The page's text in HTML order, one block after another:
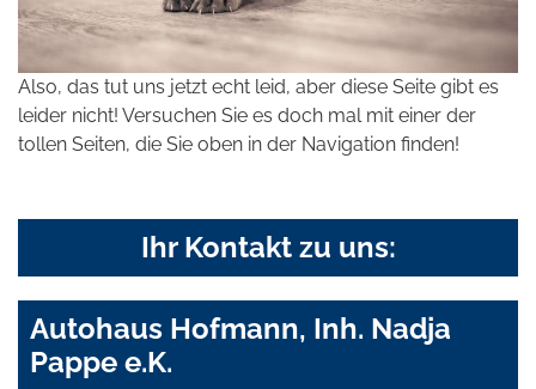
Also, das tut uns jetzt echt leid, aber diese Seite gibt es
leider nicht! Versuchen Sie es doch mal mit einer der
tollen Seiten, die Sie oben in der Navigation finden!
Ihr Kontakt zu uns:
Autohaus Hofmann, Inh. Nadja
Pappe e.K.